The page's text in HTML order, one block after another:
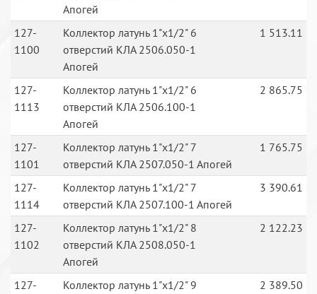
Апогей
127-
1100
Коллектор латунь 1"х1/2" 6
отверстий КЛА 2506.050-1
Апогей
1 513.11
127-
1113
Коллектор латунь 1"х1/2" 6
отверстий КЛА 2506.100-1
Апогей
2 865.75
127-
1101
Коллектор латунь 1"х1/2" 7
отверстий КЛА 2507.050-1 Апогей
1 765.75
127-
1114
Коллектор латунь 1"х1/2" 7
отверстий КЛА 2507.100-1 Апогей
3 390.61
127-
1102
Коллектор латунь 1"х1/2" 8
отверстий КЛА 2508.050-1
Апогей
2 122.23
127-
Коллектор латунь 1"х1/2" 9
2 389.50